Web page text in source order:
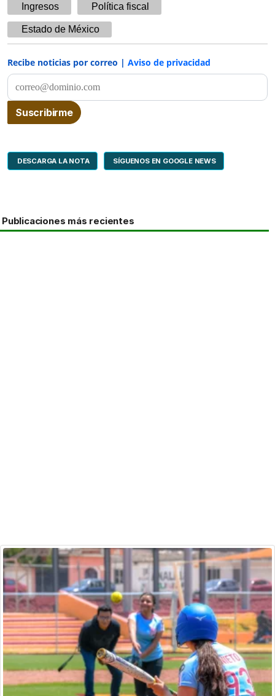
Ingresos Política fiscal
Estado de México
Recibe noticias por correo | Aviso de privacidad
DESCARGA LA NOTA SÍGUENOS EN GOOGLE NEWS
Publicaciones más recientes